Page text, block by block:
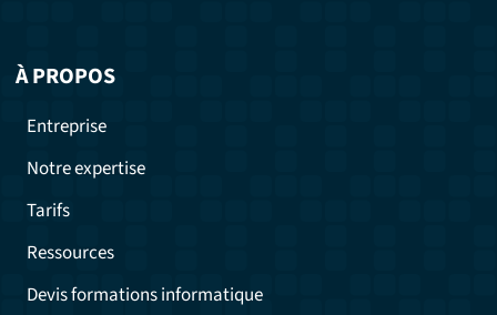
À PROPOS
Entreprise
Notre expertise
Tarifs
Ressources
Devis formations informatique